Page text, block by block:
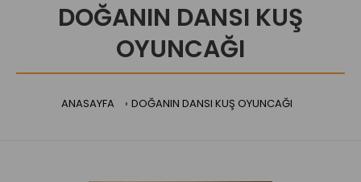
DOĞANIN DANSI KUŞ
OYUNCAĞI
ANASAYFA DOĞANIN DANSI KUŞ OYUNCAĞI